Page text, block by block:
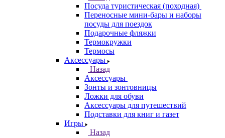
Посуда туристическая (походная)
Переносные мини-бары и наборы
посуды для поездок
Подарочные фляжки
Термокружки
Термосы
Аксессуары
Назад
Аксессуары
Зонты и зонтовницы
Ложки для обуви
Аксессуары для путешествий
Подставки для книг и газет
Игры
Назад